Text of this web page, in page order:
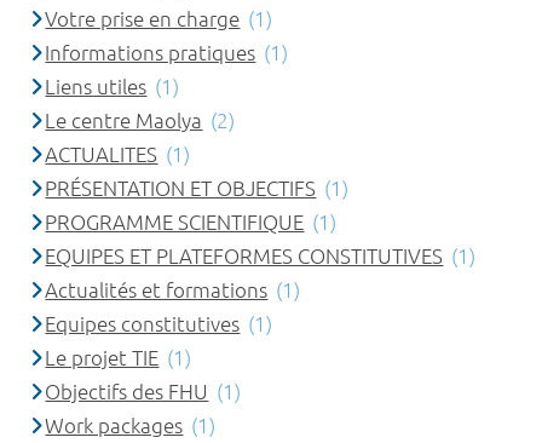
Votre prise en charge (1)
Informations pratiques (1)
Liens utiles (1)
Le centre Maolya (2)
ACTUALITES (1)
PRÉSENTATION ET OBJECTIFS (1)
PROGRAMME SCIENTIFIQUE (1)
EQUIPES ET PLATEFORMES CONSTITUTIVES (1)
Actualités et formations (1)
Equipes constitutives (1)
Le projet TIE (1)
Objectifs des FHU (1)
Work packages (1)